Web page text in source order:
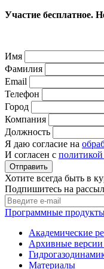
Участие бесплатное.
Имя
Фамилия
Email
Телефон
Город
Компания
Должность
Я даю согласие на
И согласен с
Хотите всегда быть в
Подпишитесь на
Программные
Академические
Архивные
Материалы